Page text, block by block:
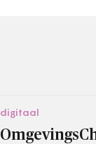
digitaal